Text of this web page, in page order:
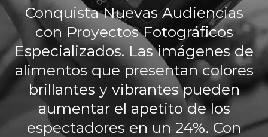
Conquista Nuevas Audiencias
con Proyectos Fotográficos
Especializados. Las imágenes de
alimentos que presentan colores
brillantes y vibrantes pueden
aumentar el apetito de los
espectadores en un 24%. Con